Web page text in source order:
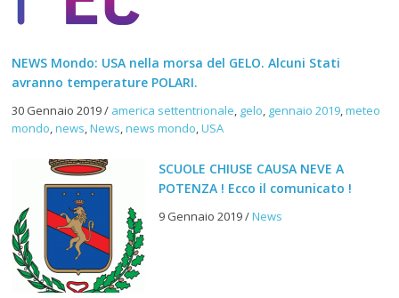
NEWS Mondo: USA nella morsa del GELO. Alcuni Stati
avranno temperature POLARI.
30 Gennaio 2019/ america settentrionale, gelo, gennaio 2019,meteo
mondo,news,News,news mondo,USA
SCUOLE CHIUSE CAUSA NEVE A
POTENZA ! Ecco il comunicato !
9 Gennaio 2019/News